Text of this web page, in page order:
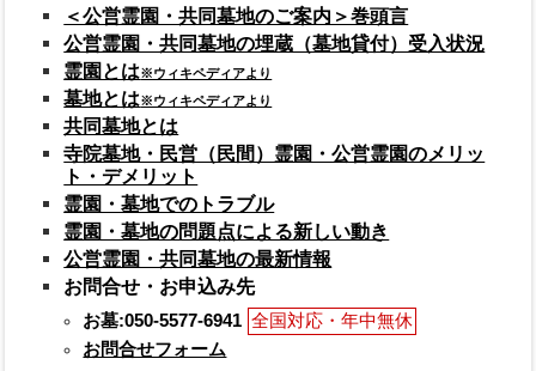
＜公営霊園・共同墓地のご案内＞巻頭言
公営霊園・共同墓地の埋蔵（墓地貸付）受入状況
霊園とは※ウィキペディアより
墓地とは※ウィキペディアより
共同墓地とは
寺院墓地・民営（民間）霊園・公営霊園のメリッ
ト・デメリット
霊園・墓地でのトラブル
霊園・墓地の問題点による新しい動き
公営霊園・共同墓地の最新情報
お問合せ・お申込み先
お墓:050-5577-6941 全国対応・年中無休
お問合せフォーム